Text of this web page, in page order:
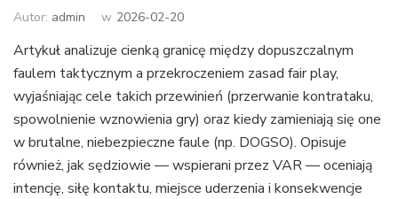
Autor: admin w 2026-02-20
Artykuł analizuje cienką granicę między dopuszczalnym
faulem taktycznym a przekroczeniem zasad fair play,
wyjaśniając cele takich przewinień (przerwanie kontrataku,
spowolnienie wznowienia gry) oraz kiedy zamieniają się one
w brutalne, niebezpieczne faule (np. DOGSO). Opisuje
również, jak sędziowie — wspierani przez VAR — oceniają
intencję, siłę kontaktu, miejsce uderzenia i konsekwencje